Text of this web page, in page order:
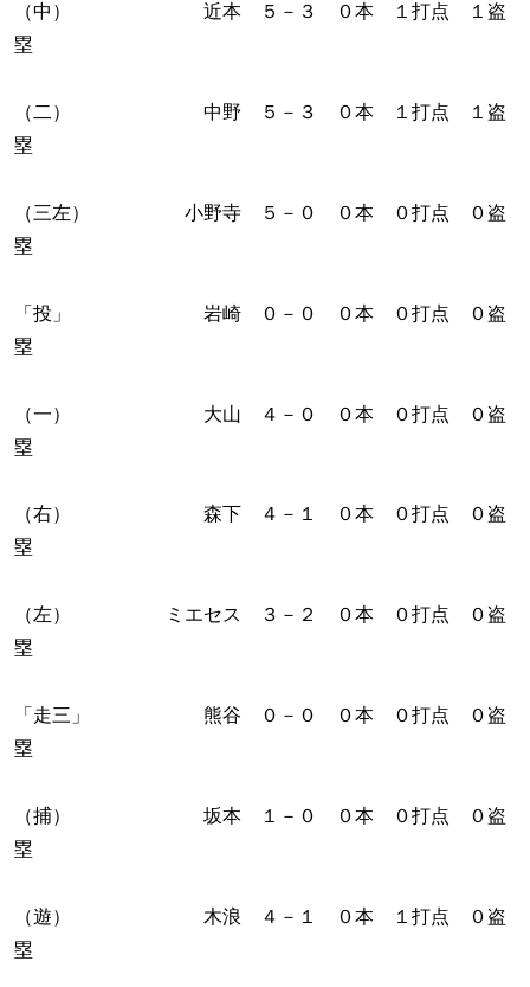
（中） 近本 ５－３ ０本 １打点 １盗
塁
（二） 中野 ５－３ ０本 １打点 １盗
塁
（三左） 小野寺 ５－０ ０本 ０打点 ０盗
塁
「投」 岩崎 ０－０ ０本 ０打点 ０盗
塁
（一） 大山 ４－０ ０本 ０打点 ０盗
塁
（右） 森下 ４－１ ０本 ０打点 ０盗
塁
（左） ミエセス ３－２ ０本 ０打点 ０盗
塁
「走三」 熊谷 ０－０ ０本 ０打点 ０盗
塁
（捕） 坂本 １－０ ０本 ０打点 ０盗
塁
（遊） 木浪 ４－１ ０本 １打点 ０盗
塁